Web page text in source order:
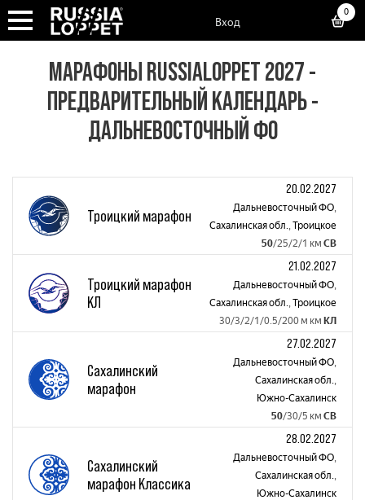
Вход
0
МАРАФОНЫ RUSSIALOPPET 2027 -
ПРЕДВАРИТЕЛЬНЫЙ КАЛЕНДАРЬ -
ДАЛЬНЕВОСТОЧНЫЙ ФО
Троицкий марафон
20.02.2027
Дальневосточный ФО,
Сахалинская обл.,Троицкое
50/25/2/1 км СВ
Троицкий марафон
КЛ
21.02.2027
Дальневосточный ФО,
Сахалинская обл.,Троицкое
30/3/2/1/0.5/200 м км КЛ
Сахалинский
марафон
27.02.2027
Дальневосточный ФО,
Сахалинская обл.,
Южно-Сахалинск
50/30/5 км СВ
Сахалинский
марафон Классика
28.02.2027
Дальневосточный ФО,
Сахалинская обл.,
Южно-Сахалинск